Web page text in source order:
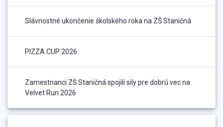
Slávnostné ukončenie školského roka na ZŠ Staničná
PIZZA CUP 2026
Zamestnanci ZŠ Staničná spojili sily pre dobrú vec na
Velvet Run 2026